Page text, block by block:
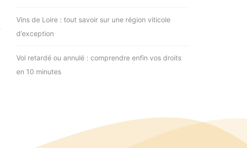
Vins de Loire : tout savoir sur une région viticole
d’exception
Vol retardé ou annulé : comprendre enfin vos droits
en 10 minutes